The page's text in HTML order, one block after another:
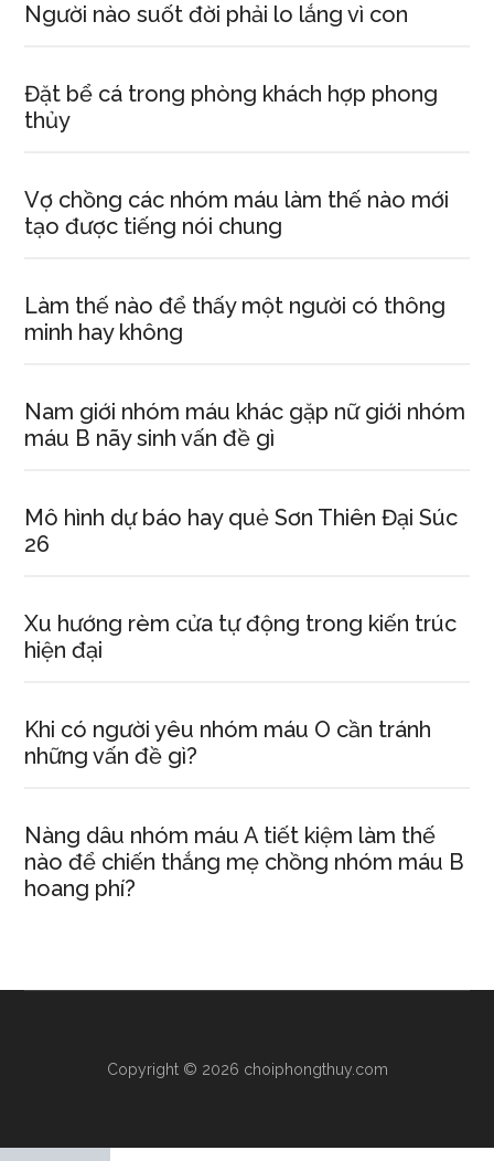
Người nào suốt đời phải lo lắng vì con
Đặt bể cá trong phòng khách hợp phong
thủy
Vợ chồng các nhóm máu làm thế nào mới
tạo được tiếng nói chung
Làm thế nào để thấy một người có thông
minh hay không
Nam giới nhóm máu khác gặp nữ giới nhóm
máu B nãy sinh vấn đề gì
Mô hình dự báo hay quẻ Sơn Thiên Đại Súc
26
Xu hướng rèm cửa tự động trong kiến trúc
hiện đại
Khi có người yêu nhóm máu O cần tránh
những vấn đề gì?
Nàng dâu nhóm máu A tiết kiệm làm thế
nào để chiến thắng mẹ chồng nhóm máu B
hoang phí?
Copyright © 2026 choiphongthuy.com